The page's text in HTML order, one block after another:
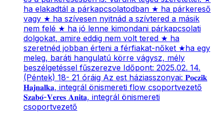
ha elakadtál a párkapcsolatodban ★ ha párkereső
vagy ★ ha szívesen nyitnád a szívtered a másik
nem felé ★ ha jó lenne kimondani párkapcsolati
dolgokat, amire eddig nem volt tered ★ ha
szeretnéd jobban érteni a férfiakat-nőket ★ha egy
meleg, baráti hangulatú körre vágysz, mély
beszélgetéssel fűszerezve Időpont: 2025.02. 14.
(Péntek) 18- 21 óráig Az est háziasszonyai: 𝐏𝐨𝐜𝐳𝐢𝐤
𝐇𝐚𝐣𝐧𝐚𝐥𝐤𝐚, integrál önismereti flow csoportvezető
𝐒𝐳𝐚𝐛𝐨́-𝐕𝐞𝐫𝐞𝐬 𝐀𝐧𝐢𝐭𝐚, integrál önismereti
csoportvezető